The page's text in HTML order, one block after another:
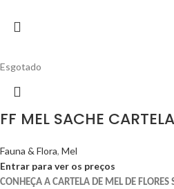
Esgotado
FF MEL SACHE
Fauna & Flora, Mel
Entrar para ver os preços
CONHEÇA A CARTELA DE MEL DE FLORES